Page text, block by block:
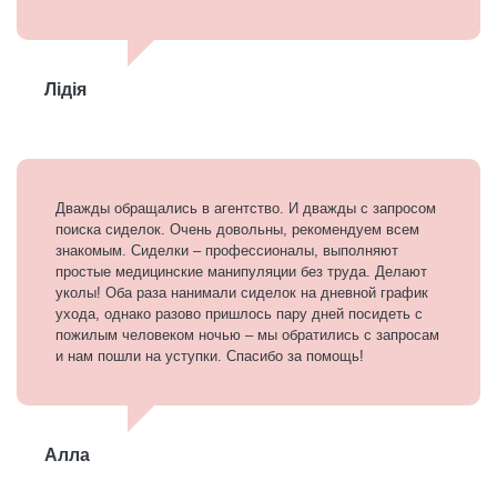
Лідія
Дважды обращались в агентство. И дважды с запросом
поиска сиделок. Очень довольны, рекомендуем всем
знакомым. Сиделки – профессионалы, выполняют
простые медицинские манипуляции без труда. Делают
уколы! Оба раза нанимали сиделок на дневной график
ухода, однако разово пришлось пару дней посидеть с
пожилым человеком ночью – мы обратились с запросам
и нам пошли на уступки. Спасибо за помощь!
Алла